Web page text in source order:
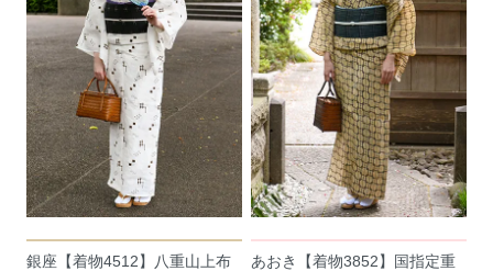
銀座【着物4512】八重山上布
あおき【着物3852】国指定重